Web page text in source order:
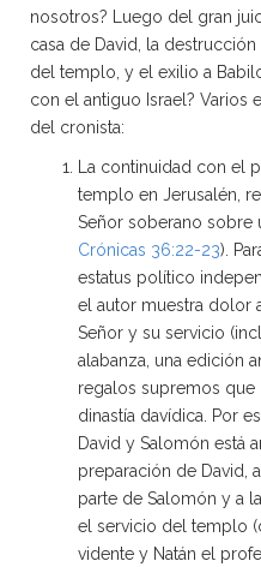
nosotros? Luego del gran
casa de David, la
del templo, y el exilio a
con el antiguo Israel? Varios
del cronista:
La continuidad con el
templo en Jerusalén,
Señor soberano sobre
Crónicas 36:22-23).
estatus político
el autor muestra dolor
Señor y su servicio
alabanza, una edición
regalos supremos que
dinastía davídica. Por
David y Salomón está
preparación de David,
parte de Salomón y a
el servicio del templo
vidente y Natán el